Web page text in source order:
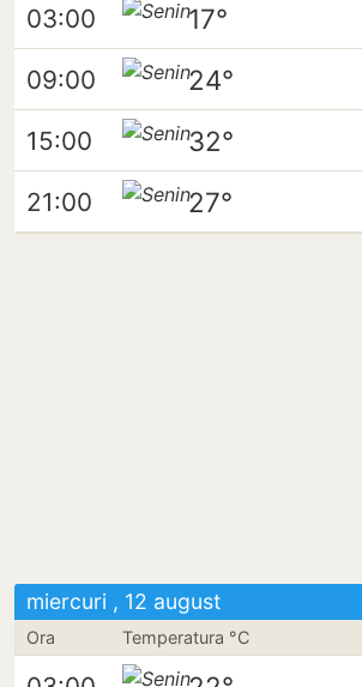
03:00 17°
09:00 24°
15:00 32°
21:00 27°
miercuri , 12 august
Ora Temperatura °C